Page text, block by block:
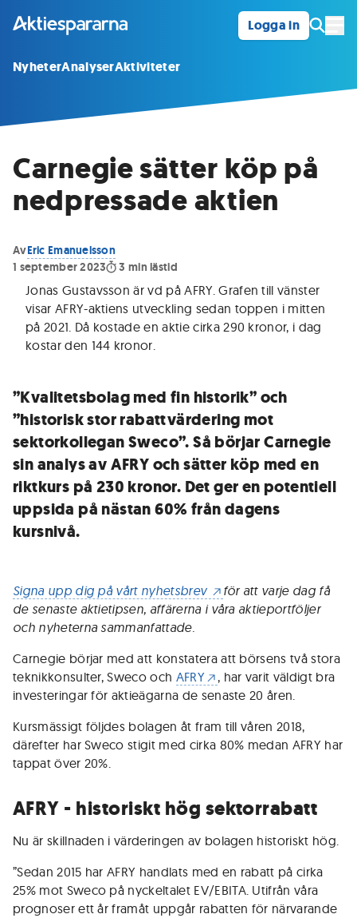
Logga in
NyheterAnalyserAktiviteter
Carnegie sätter köp på
nedpressade aktien
AvEric Emanuelsson
1 september 2023
3 min lästid
Jonas Gustavsson är vd på AFRY. Grafen till vänster
visar AFRY-aktiens utveckling sedan toppen i mitten
på 2021. Då kostade en aktie cirka 290 kronor, i dag
kostar den 144 kronor.
”Kvalitetsbolag med fin historik” och
”historisk stor rabattvärdering mot
sektorkollegan Sweco”. Så börjar Carnegie
sin analys av AFRY och sätter köp med en
riktkurs på 230 kronor. Det ger en potentiell
uppsida på nästan 60% från dagens
kursnivå.
Signa upp dig på vårt nyhetsbrev
för att varje dag få
de senaste aktietipsen, affärerna i våra aktieportföljer
och nyheterna sammanfattade.
Carnegie börjar med att konstatera att börsens två stora
teknikkonsulter, Sweco och AFRY
, har varit väldigt bra
investeringar för aktieägarna de senaste 20 åren.
Kursmässigt följdes bolagen åt fram till våren 2018,
därefter har Sweco stigit med cirka 80% medan AFRY har
tappat över 20%.
AFRY - historiskt hög sektorrabatt
Nu är skillnaden i värderingen av bolagen historiskt hög.
”Sedan 2015 har AFRY handlats med en rabatt på cirka
25% mot Sweco på nyckeltalet EV/EBITA. Utifrån våra
prognoser ett år framåt uppgår rabatten för närvarande